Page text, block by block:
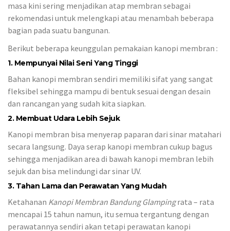
masa kini sering menjadikan atap membran sebagai
rekomendasi untuk melengkapi atau menambah beberapa
bagian pada suatu bangunan.
Berikut beberapa keunggulan pemakaian kanopi membran :
1. Mempunyai Nilai Seni Yang Tinggi
Bahan kanopi membran sendiri memiliki sifat yang sangat
fleksibel sehingga mampu di bentuk sesuai dengan desain
dan rancangan yang sudah kita siapkan.
2. Membuat Udara Lebih Sejuk
Kanopi membran bisa menyerap paparan dari sinar matahari
secara langsung. Daya serap kanopi membran cukup bagus
sehingga menjadikan area di bawah kanopi membran lebih
sejuk dan bisa melindungi dar sinar UV.
3. Tahan Lama dan Perawatan Yang Mudah
Ketahanan Kanopi Membran Bandung Glampingrata – rata
mencapai 15 tahun namun, itu semua tergantung dengan
perawatannya sendiri akan tetapi perawatan kanopi